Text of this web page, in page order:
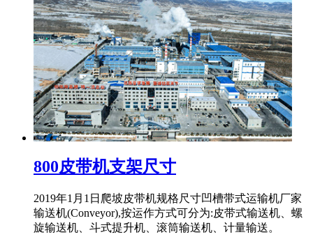
800皮带机支架尺寸
2019年1月1日爬坡皮带机规格尺寸凹槽带式运输机厂家
输送机(Conveyor),按运作方式可分为:皮带式输送机、螺
旋输送机、斗式提升机、滚筒输送机、计量输送。